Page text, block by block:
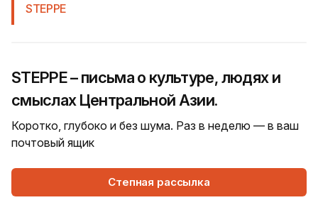
STEPPE
STEPPE – письма о культуре, людях и
смыслах Центральной Азии.
Коротко, глубоко и без шума. Раз в неделю — в ваш
почтовый ящик
Степная рассылка